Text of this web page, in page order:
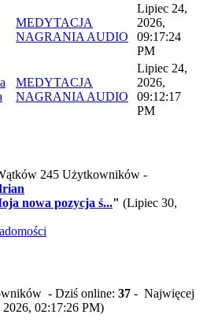
MEDYTACJA
NAGRANIA AUDIO
Lipiec 24,
2026,
09:17:24
PM
MEDYTACJA
NAGRANIA AUDIO
Lipiec 24,
2026,
09:12:17
PM
245 Użytkowników -
nowa pozycja ś..." (Lipiec 30,
- Dziś online: 37 - Najwięcej
02:17:26 PM)